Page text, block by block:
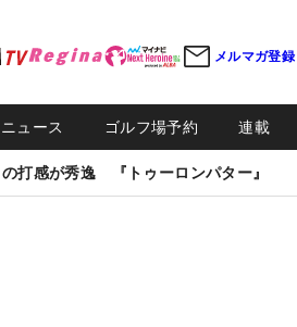
メルマガ登録
ュース ゴルフ場予約 連載
打感が秀逸 『トゥーロンパター』